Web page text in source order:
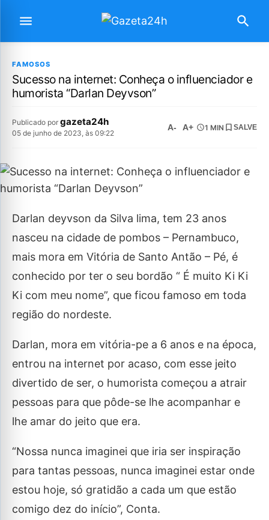
FAMOSOS
Sucesso na internet: Conheça o influenciador e
humorista “Darlan Deyvson”
Publicado por gazeta24h
05 de junho de 2023, às 09:22
A- A+ 1 MIN SALVE
Darlan deyvson da Silva lima, tem 23 anos
nasceu na cidade de pombos – Pernambuco,
mais mora em Vitória de Santo Antão – Pé, é
conhecido por ter o seu bordão “ É muito Ki Ki
Ki com meu nome”, que ficou famoso em toda
região do nordeste.
Darlan, mora em vitória-pe a 6 anos e na época,
entrou na internet por acaso, com esse jeito
divertido de ser, o humorista começou a atrair
pessoas para que pôde-se lhe acompanhar e
lhe amar do jeito que era.
“Nossa nunca imaginei que iria ser inspiração
para tantas pessoas, nunca imaginei estar onde
estou hoje, só gratidão a cada um que estão
comigo dez do início”, Conta.